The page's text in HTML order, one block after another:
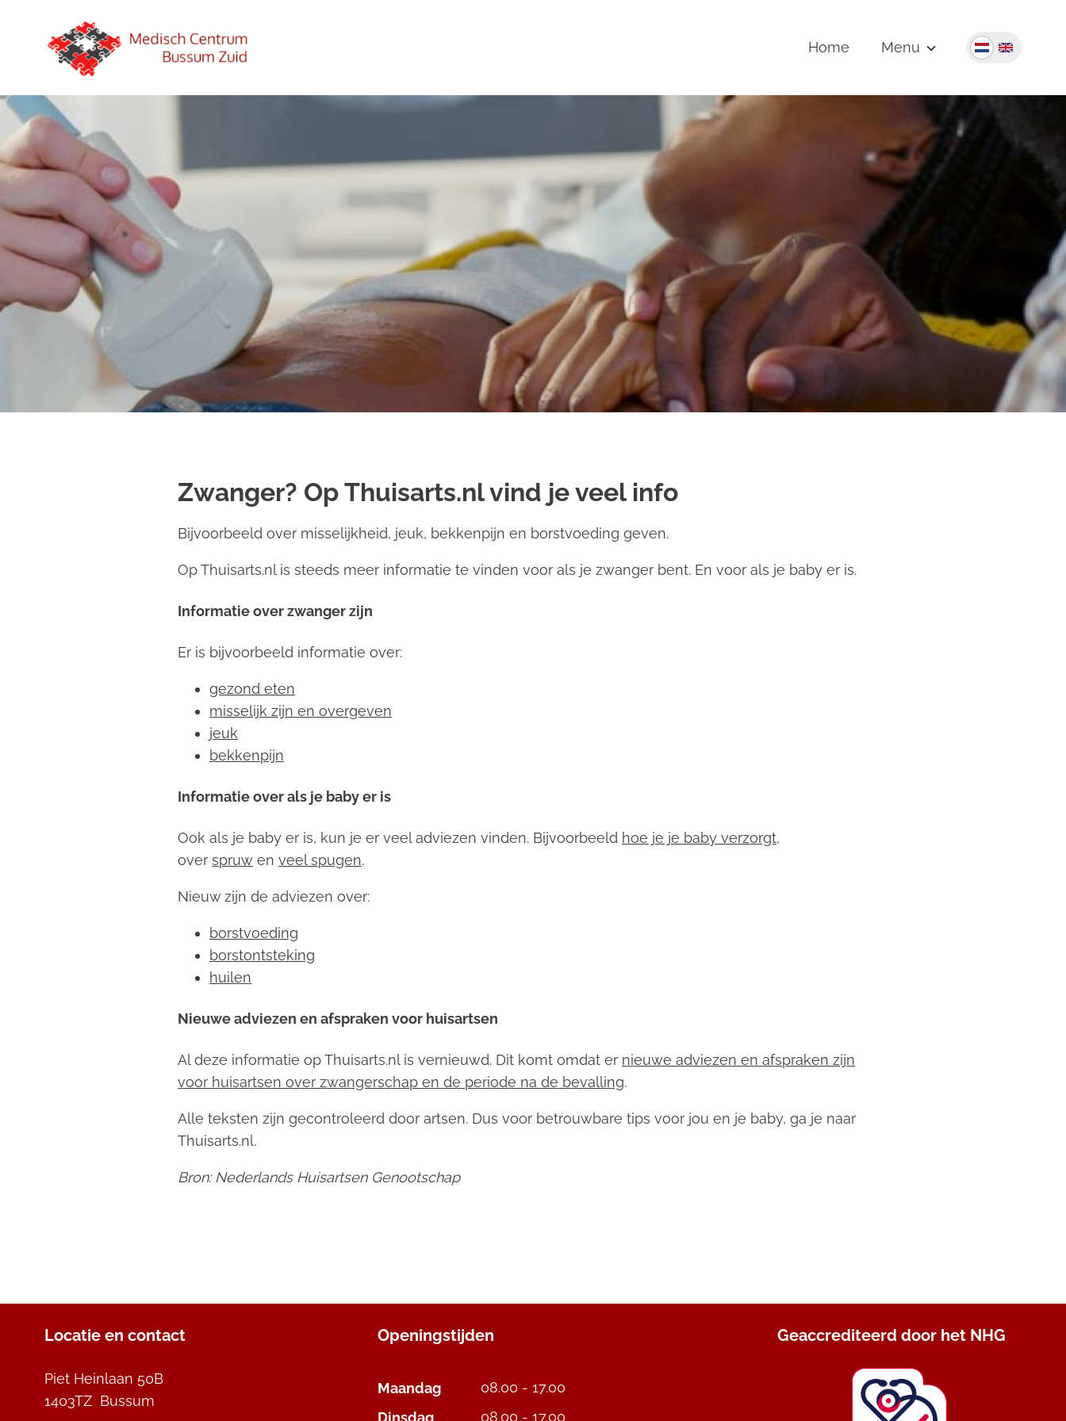
Home Menu
Zwanger? Op Thuisarts.nl vind je veel info
Bijvoorbeeld over misselijkheid, jeuk, bekkenpijn en borstvoeding geven.
Op Thuisarts.nl is steeds meer informatie te vinden voor als je zwanger bent. En voor als je baby er is.
Informatie over zwanger zijn
Er is bijvoorbeeld informatie over:
gezond eten
misselijk zijn en overgeven
jeuk
bekkenpijn
Informatie over als je baby er is
Ook als je baby er is, kun je er veel adviezen vinden. Bijvoorbeeld hoe je je baby verzorgt,
over spruw en veel spugen.
Nieuw zijn de adviezen over:
borstvoeding
borstontsteking
huilen
Nieuwe adviezen en afspraken voor huisartsen
Al deze informatie op Thuisarts.nl is vernieuwd. Dit komt omdat er nieuwe adviezen en afspraken zijn
voor huisartsen over zwangerschap en de periode na de bevalling.
Alle teksten zijn gecontroleerd door artsen. Dus voor betrouwbare tips voor jou en je baby, ga je naar
Thuisarts.nl.
Bron: Nederlands Huisartsen Genootschap
Locatie en contact
Piet Heinlaan 50B
1403TZ Bussum
Openingstijden
Maandag
08.00 - 17.00
Dinsdag
08.00 - 17.00
Geaccrediteerd door het NHG